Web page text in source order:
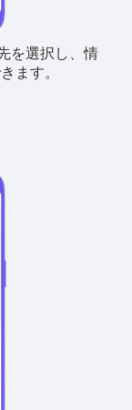
を選択し、情
ます。